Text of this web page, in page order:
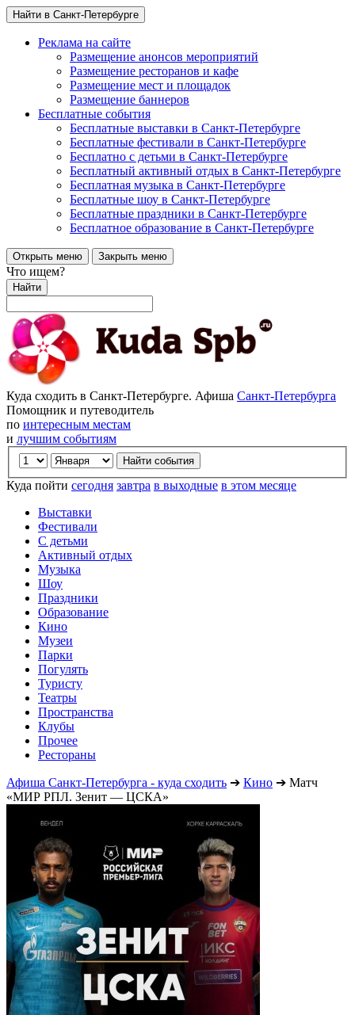
Найти в Санкт-Петербурге
Реклама на сайте
Размещение анонсов мероприятий
Размещение ресторанов и кафе
Размещение мест и площадок
Размещение баннеров
Бесплатные события
Бесплатные выставки в Санкт-Петербурге
Бесплатные фестивали в Санкт-Петербурге
Бесплатно с детьми в Санкт-Петербурге
Бесплатный активный отдых в Санкт-Петербурге
Бесплатная музыка в Санкт-Петербурге
Бесплатные шоу в Санкт-Петербурге
Бесплатные праздники в Санкт-Петербурге
Бесплатное образование в Санкт-Петербурге
Открыть меню Закрыть меню
Что ищем?
Найти
Куда сходить в Санкт-Петербурге. Афиша Санкт-Петербурга
Помощник и путеводитель
по интересным местам
и лучшим событиям
Куда пойти сегодня завтра в выходные в этом месяце
Выставки
Фестивали
С детьми
Активный отдых
Музыка
Шоу
Праздники
Образование
Кино
Музеи
Парки
Погулять
Туристу
Театры
Пространства
Клубы
Прочее
Рестораны
Афиша Санкт-Петербурга - куда сходить ➔ Кино ➔ Матч
«МИР РПЛ. Зенит — ЦСКА»